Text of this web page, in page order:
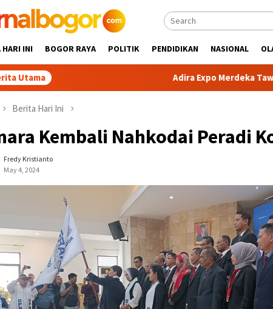
HARI INI BOGOR RAYA POLITIK PENDIDIKAN NASIONAL
Utama Adira Expo Merdeka Tawarkan Bunga
Berita Hari Ini
Kembali Nahkodai Peradi
Fredy Kristianto
May 4, 2024